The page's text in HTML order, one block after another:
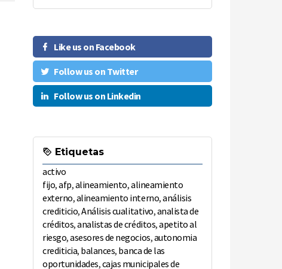
Like us on Facebook
Follow us on Twitter
Follow us on Linkedin
Etiquetas
activo
fijo,afp,alineamiento,alineamiento
externo,alineamiento interno,análisis
crediticio,Análisis cualitativo,analista de
créditos,analistas de créditos,apetito al
riesgo,asesores de negocios,autonomia
crediticia, balances, banca de las
oportunidades,cajas municipales de